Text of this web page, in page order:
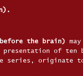
(before the brain)
of ten
series, originate